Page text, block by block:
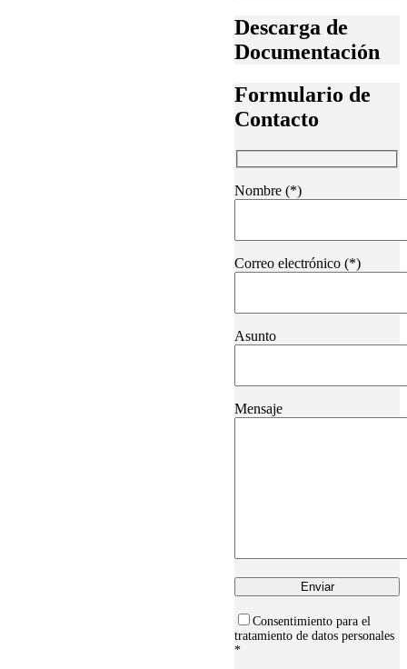
Descarga de
Documentación
Formulario de
Contacto
Nombre (*)
Correo electrónico (*)
Asunto
Mensaje
Consentimiento para el
tratamiento de datos personales
*